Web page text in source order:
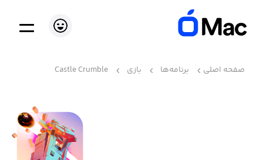
صفحه اصلی برنامه‌ها بازی Castle Crumble